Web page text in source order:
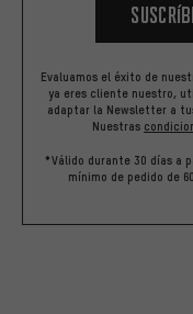
Evaluamos el éxito de
ya eres cliente nuestro,
adaptar la Newsletter a
Nuestras
*Válido durante 30 días a
mínimo de pedido de